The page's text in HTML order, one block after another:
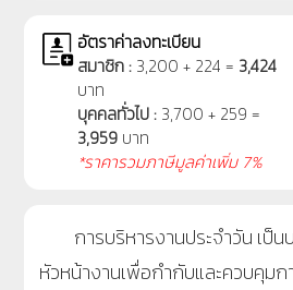
อัตราค่าลงทะเบียน
สมาชิก : 3,200 + 224 = 3,424
บาท
บุคคลทั่วไป : 3,700 + 259 =
3,959 บาท
*ราคารวมภาษีมูลค่าเพิ่ม 7%
การบริหารงานประจำวัน เป็น
หัวหน้างานเพื่อกำกับและควบคุม